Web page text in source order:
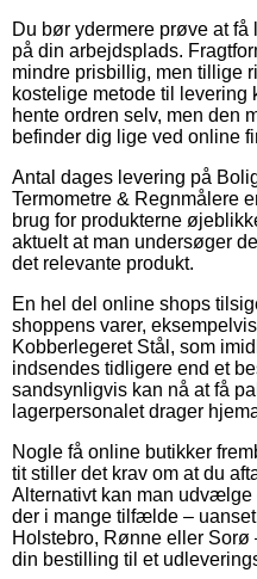
Du bør ydermere prøve at
på din arbejdsplads.
mindre prisbillig, men tillige
kostelige metode til
hente ordren selv, men den
befinder dig lige ved online
Antal dages levering på
Termometre & Regnmålere
brug for produkterne
aktuelt at man undersøger
det relevante produkt.
En hel del online shops
shoppens varer,
Kobberlegeret Stål, som
indsendes tidligere end et
sandsynligvis kan nå at få
lagerpersonalet drager
Nogle få online butikker
tit stiller det krav om at du
Alternativt kan man udvælge
der i mange tilfælde –
Holstebro, Rønne eller
din bestilling til et